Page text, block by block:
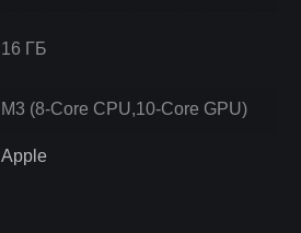
16 ГБ
M3 (8-Core CPU,10-Core GPU)
Apple